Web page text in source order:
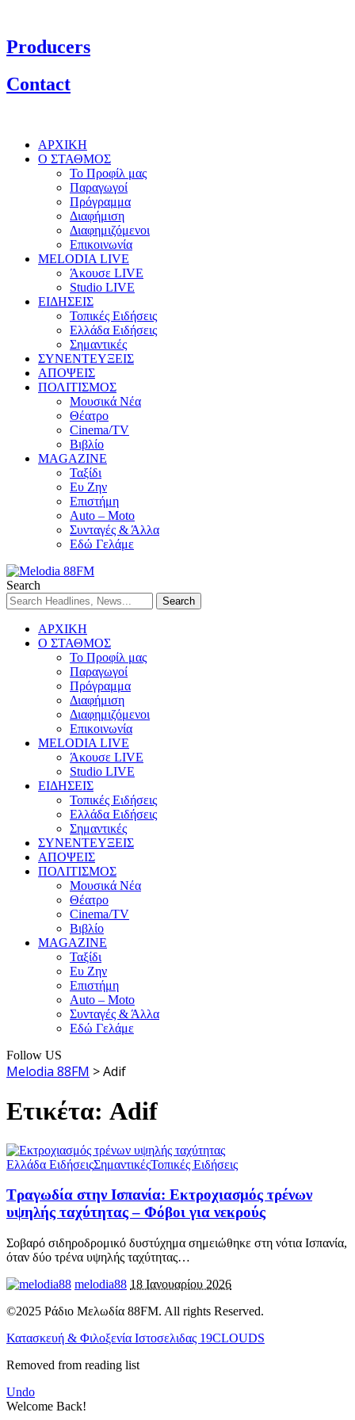
Producers
Contact
ΑΡΧΙΚΗ
Ο ΣΤΑΘΜΟΣ
Το Προφίλ μας
Παραγωγοί
Πρόγραμμα
Διαφήμιση
Διαφημιζόμενοι
Επικοινωνία
MELODIA LIVE
Άκουσε LIVE
Studio LIVE
ΕΙΔΗΣΕΙΣ
Τοπικές Ειδήσεις
Ελλάδα Ειδήσεις
Σημαντικές
ΣΥΝΕΝΤΕΥΞΕΙΣ
ΑΠΟΨΕΙΣ
ΠΟΛΙΤΙΣΜΟΣ
Μουσικά Νέα
Θέατρο
Cinema/TV
Βιβλίο
MAGAZINE
Ταξίδι
Ευ Ζην
Επιστήμη
Auto – Moto
Συνταγές & Άλλα
Εδώ Γελάμε
Search
ΑΡΧΙΚΗ
Ο ΣΤΑΘΜΟΣ
Το Προφίλ μας
Παραγωγοί
Πρόγραμμα
Διαφήμιση
Διαφημιζόμενοι
Επικοινωνία
MELODIA LIVE
Άκουσε LIVE
Studio LIVE
ΕΙΔΗΣΕΙΣ
Τοπικές Ειδήσεις
Ελλάδα Ειδήσεις
Σημαντικές
ΣΥΝΕΝΤΕΥΞΕΙΣ
ΑΠΟΨΕΙΣ
ΠΟΛΙΤΙΣΜΟΣ
Μουσικά Νέα
Θέατρο
Cinema/TV
Βιβλίο
MAGAZINE
Ταξίδι
Ευ Ζην
Επιστήμη
Auto – Moto
Συνταγές & Άλλα
Εδώ Γελάμε
Follow US
Melodia 88FM >Adif
Ετικέτα: Adif
Ελλάδα ΕιδήσειςΣημαντικέςΤοπικές Ειδήσεις
Τραγωδία στην Ισπανία: Εκτροχιασμός τρένων
υψηλής ταχύτητας – Φόβοι για νεκρούς
Σοβαρό σιδηροδρομικό δυστύχημα σημειώθηκε στη νότια Ισπανία,
όταν δύο τρένα υψηλής ταχύτητας…
melodia88 18 Ιανουαρίου 2026
©2025 Ράδιο Μελωδία 88FM. All rights Reserved.
Κατασκευή & Φιλοξενία Ιστοσελιδας 19CLOUDS
Removed from reading list
Undo
Welcome Back!